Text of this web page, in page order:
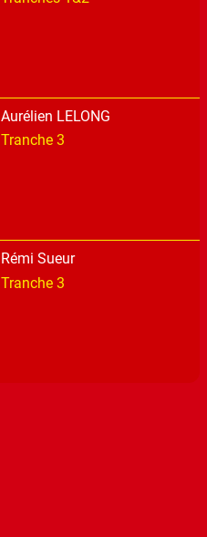
Aurélien LELONG
Tranche 3
Rémi Sueur
Tranche 3